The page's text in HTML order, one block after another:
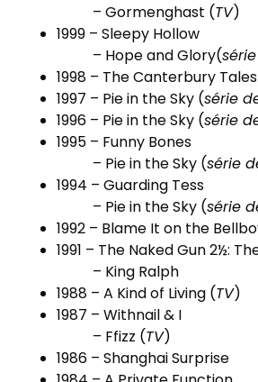
– Gormenghast (TV)
1999 –Sleepy Hollow
– Hope and Glory(
1998 – The Canterbury Tales
1997 – Pie in the Sky (série
1996 – Pie in the Sky (série
1995 – Funny Bones
– Pie in the Sky (série
1994 –Guarding Tess
– Pie in the Sky (série
1992 – Blame It on the
1991 – The Naked Gun 2½:
– King Ralph
1988 –A Kind of Living (TV)
1987 –Withnail & I
– Ffizz (TV)
1986 – Shanghai Surprise